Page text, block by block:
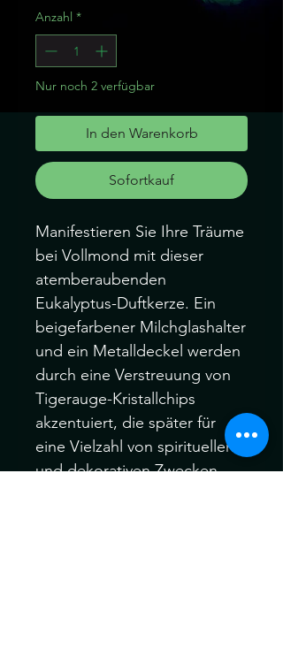
Anzahl *
Nur noch 2 verfügbar
In den Warenkorb
Sofortkauf
Manifestieren Sie Ihre Träume
bei Vollmond mit dieser
atemberaubenden
Eukalyptus-Duftkerze. Ein
beigefarbener Milchglashalter
und ein Metalldeckel werden
durch eine Verstreuung von
Tigerauge-Kristallchips
akzentuiert, die später für
eine Vielzahl von spirituellen
und dekorativen Zwecken